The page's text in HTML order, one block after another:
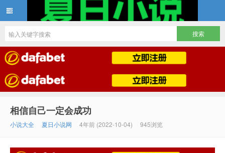
夏日小说
相信自己一定会成功
小说大全 夏日小说网 4年前 (2022-10-04) 945浏览